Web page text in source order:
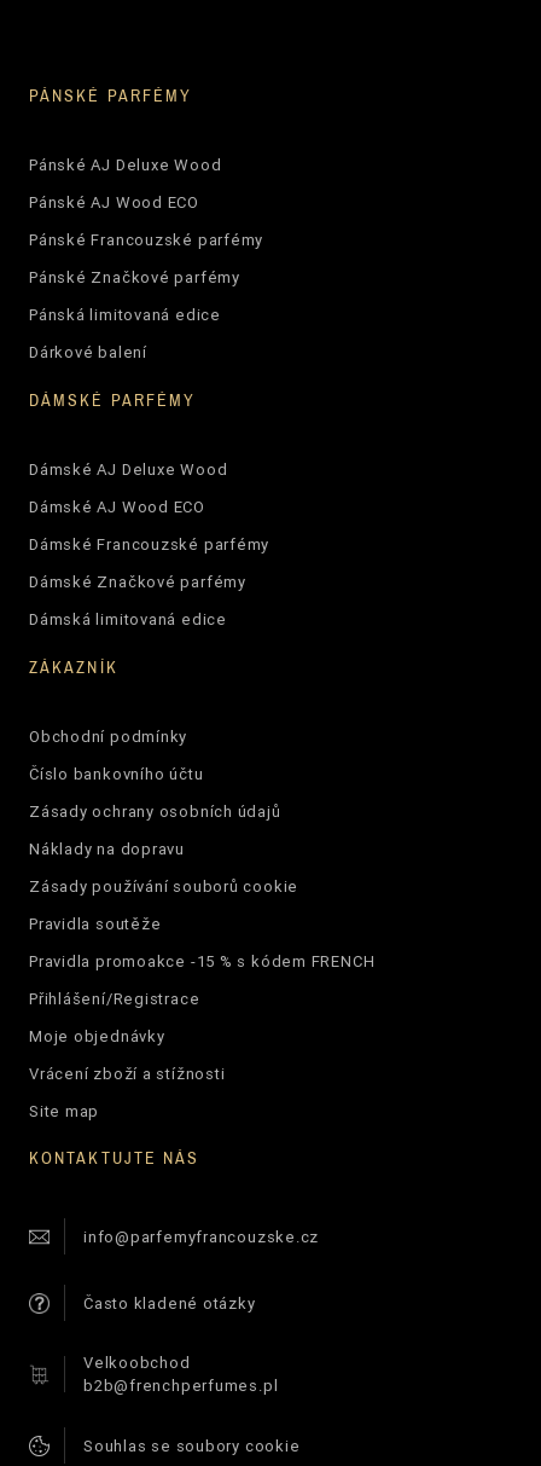
PÁNSKÉ PARFÉMY
Pánské AJ Deluxe Wood
Pánské AJ Wood ECO
Pánské Francouzské parfémy
Pánské Značkové parfémy
Pánská limitovaná edice
Dárkové balení
DÁMSKÉ PARFÉMY
Dámské AJ Deluxe Wood
Dámské AJ Wood ECO
Dámské Francouzské parfémy
Dámské Značkové parfémy
Dámská limitovaná edice
ZÁKAZNÍK
Obchodní podmínky
Číslo bankovního účtu
Zásady ochrany osobních údajů
Náklady na dopravu
Zásady používání souborů cookie
Pravidla soutěže
Pravidla promoakce -15 % s kódem FRENCH
Přihlášení/Registrace
Moje objednávky
Vrácení zboží a stížnosti
Site map
KONTAKTUJTE NÁS
info@parfemyfrancouzske.cz
Často kladené otázky
Velkoobchod
b2b@frenchperfumes.pl
Souhlas se soubory cookie